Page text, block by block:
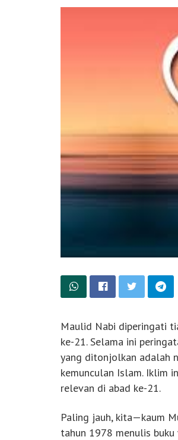
Maulid Nabi diperingati
ke-21. Selama ini
yang ditonjolkan adalah
kemunculan Islam. Iklim
relevan di abad ke-21.
Paling jauh, kita—kaum
tahun 1978 menulis